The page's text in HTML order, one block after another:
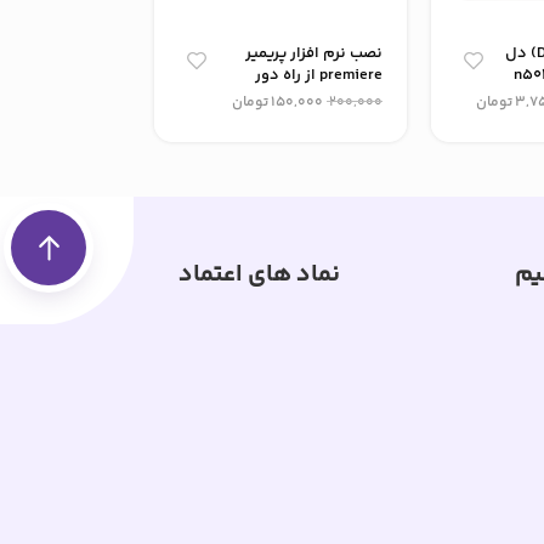
قاب کف لپ تاپ (D) دل
تومان
نصب نرم افزار پریمیر
premiere از راه دور
200,000
150,000تومان
نماد های اعتماد